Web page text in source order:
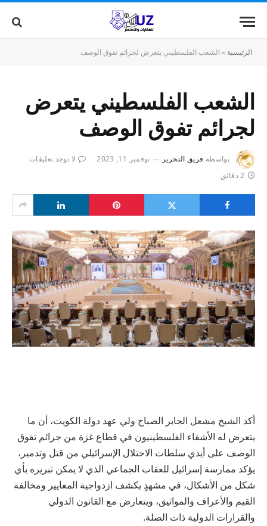
الرئيسية » الشعب الفلسطيني يتعرض لجرائم تفوق الوصف
الشعب الفلسطيني يتعرض
لجرائم تفوق الوصف
بواسطة فريق التحرير نوفمبر 11, 2023
لا توجد تعليقات
2 دقائق
أكد الشيخ مشعل الجابر الصباح ولي عهد دولة الكويت، أن ما
يتعرض له الأشقاء الفلسطينيون في قطاع غزة من جرائم تفوق
الوصف على أيدي سلطات الاحتلال الإسرائيلي من قتل وتدمير،
يؤكد ممارسة إسرائيل للعقاب الجماعي الذي لا يمكن تبريره بأي
شكل من الأشكال، في مشهدٍ يكشف ازدواجية المعايير ومخالفة
القيم والأعراف والمواثيق، ويتعارض مع القانون الدولي
والقرارات الدولية ذات الصلة.